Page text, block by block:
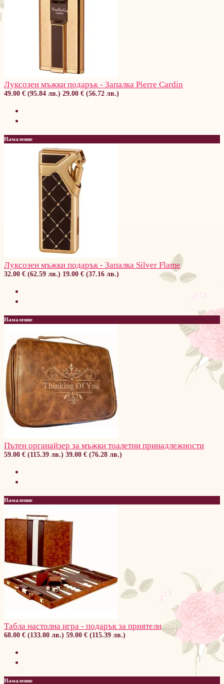
Луксозен мъжки подарък - Запалка Pierre Cardin
49.00 € (95.84 лв.) 29.00 € (56.72 лв.)
Намаление
Луксозен мъжки подарък - Запалка Silver Flame
32.00 € (62.59 лв.) 19.00 € (37.16 лв.)
Намаление
Пътен органайзер за мъжки тоалетни принадлежности
59.00 € (115.39 лв.) 39.00 € (76.28 лв.)
Намаление
Табла настолна игра - подарък за приятели
68.00 € (133.00 лв.) 59.00 € (115.39 лв.)
Намаление